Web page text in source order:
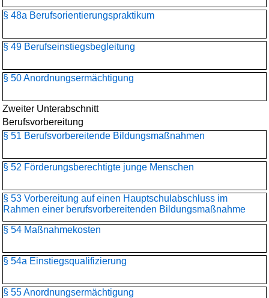
§ 48a Berufsorientierungspraktikum
§ 49 Berufseinstiegsbegleitung
§ 50 Anordnungsermächtigung
Zweiter Unterabschnitt
Berufsvorbereitung
§ 51 Berufsvorbereitende Bildungsmaßnahmen
§ 52 Förderungsberechtigte junge Menschen
§ 53 Vorbereitung auf einen Hauptschulabschluss im
Rahmen einer berufsvorbereitenden Bildungsmaßnahme
§ 54 Maßnahmekosten
§ 54a Einstiegsqualifizierung
§ 55 Anordnungsermächtigung